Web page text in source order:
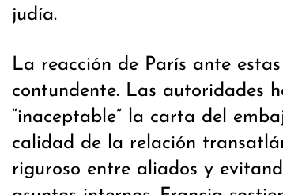
judía.
La reacción de París ante
contundente. Las autoridades
“inaceptable” la carta del
calidad de la relación
riguroso entre aliados y